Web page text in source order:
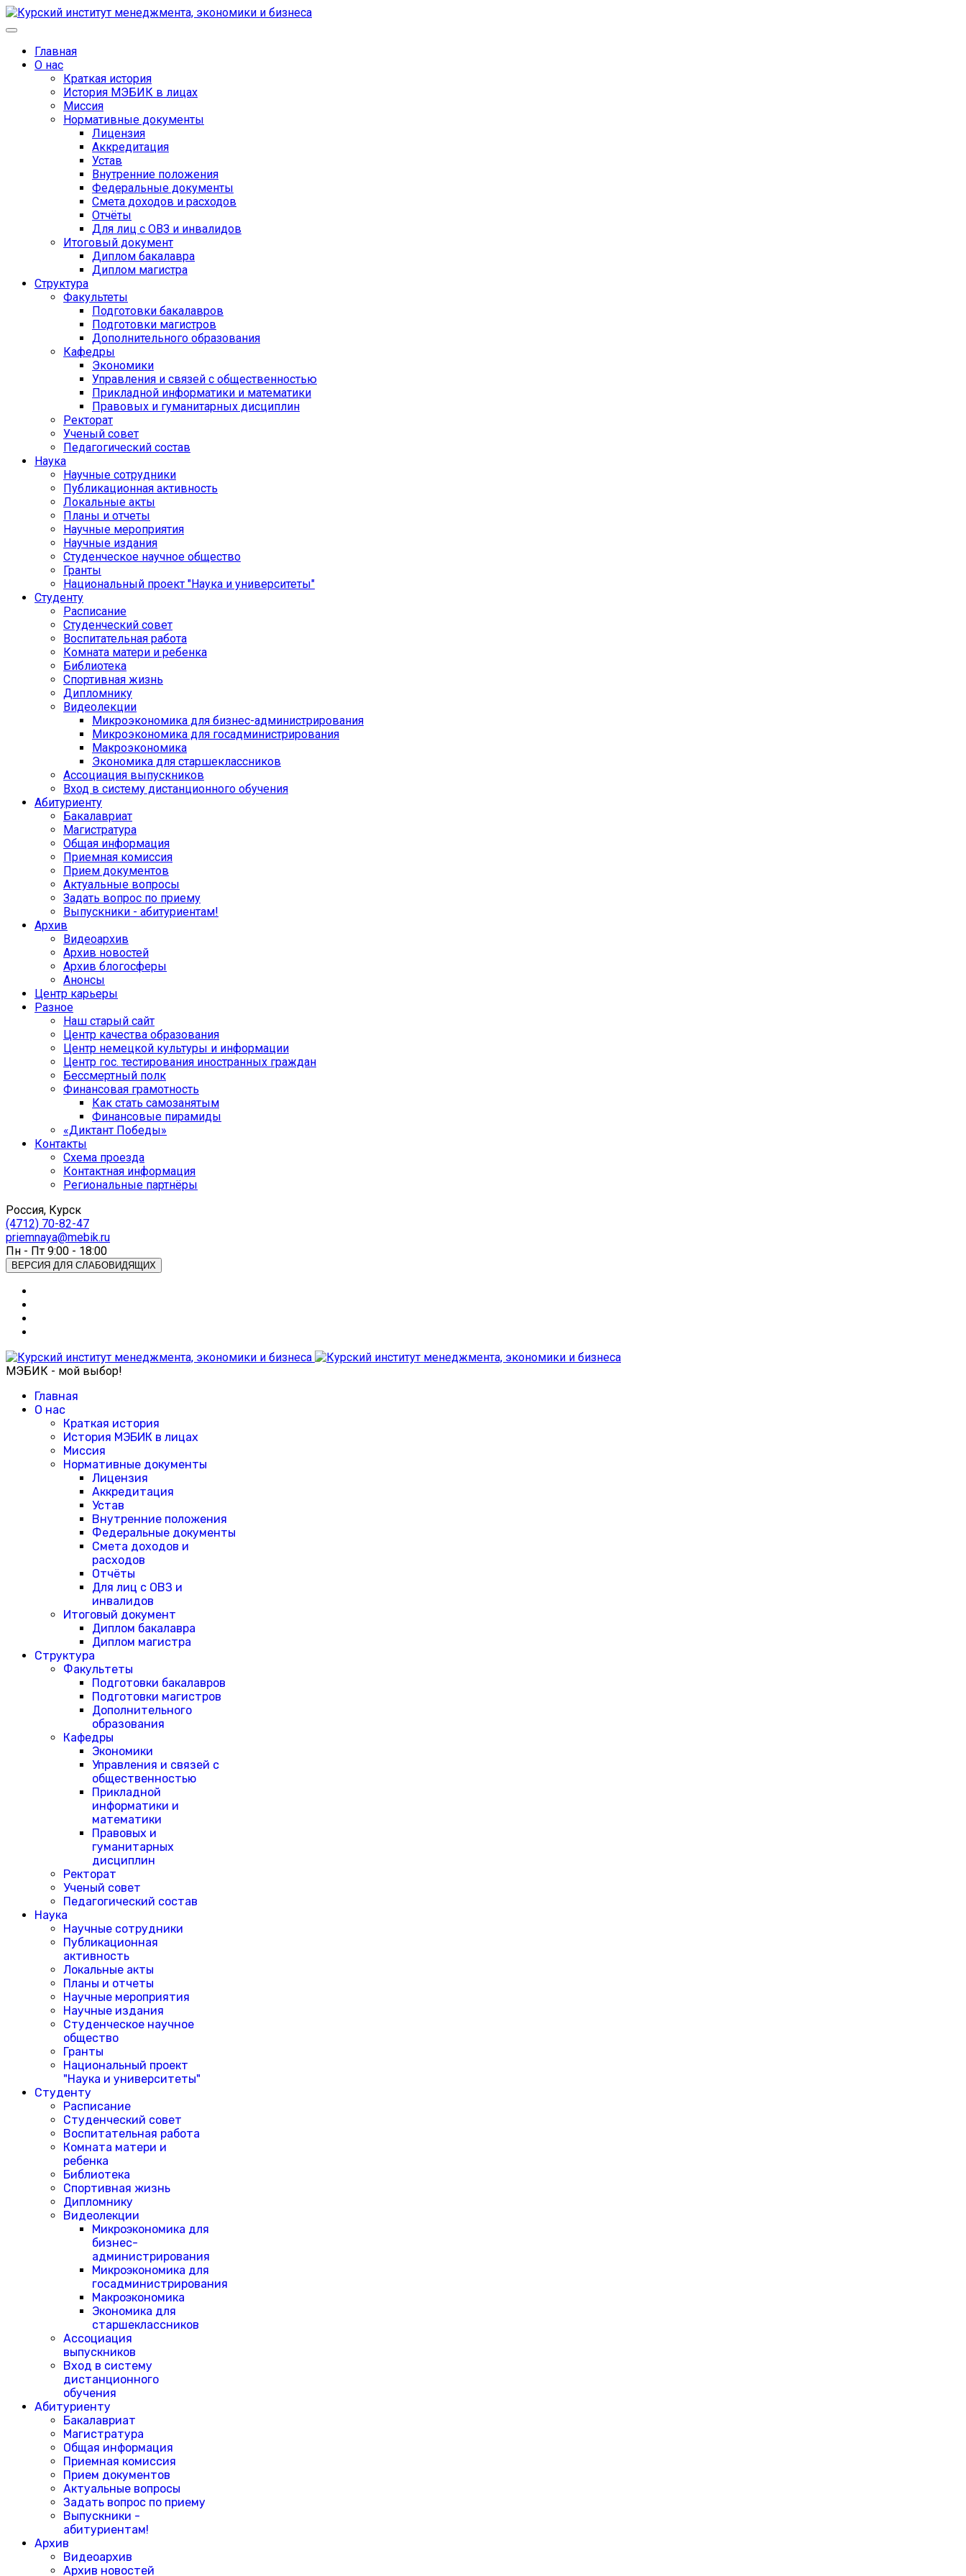
Главная
О нас
Краткая история
История МЭБИК в лицах
Миссия
Нормативные документы
Лицензия
Аккредитация
Устав
Внутренние положения
Федеральные документы
Смета доходов и расходов
Отчёты
Для лиц с ОВЗ и инвалидов
Итоговый документ
Диплом бакалавра
Диплом магистра
Структура
Факультеты
Подготовки бакалавров
Подготовки магистров
Дополнительного образования
Кафедры
Экономики
Управления и связей с общественностью
Прикладной информатики и математики
Правовых и гуманитарных дисциплин
Ректорат
Ученый совет
Педагогический состав
Наука
Научные сотрудники
Публикационная активность
Локальные акты
Планы и отчеты
Научные мероприятия
Научные издания
Студенческое научное общество
Гранты
Национальный проект "Наука и университеты"
Студенту
Расписание
Студенческий совет
Воспитательная работа
Комната матери и ребенка
Библиотека
Спортивная жизнь
Дипломнику
Видеолекции
Микроэкономика для бизнес-администрирования
Микроэкономика для госадминистрирования
Макроэкономика
Экономика для старшеклассников
Ассоциация выпускников
Вход в систему дистанционного обучения
Абитуриенту
Бакалавриат
Магистратура
Общая информация
Приемная комиссия
Прием документов
Актуальные вопросы
Задать вопрос по приему
Выпускники - абитуриентам!
Архив
Видеоархив
Архив новостей
Архив блогосферы
Анонсы
Центр карьеры
Разное
Наш старый сайт
Центр качества образования
Центр немецкой культуры и информации
Центр гос. тестирования иностранных граждан
Бессмертный полк
Финансовая грамотность
Как стать самозанятым
Финансовые пирамиды
«Диктант Победы»
Контакты
Схема проезда
Контактная информация
Региональные партнёры
Россия, Курск
(4712) 70-82-47
priemnaya@mebik.ru
Пн - Пт 9:00 - 18:00
ВЕРСИЯ ДЛЯ СЛАБОВИДЯЩИХ
МЭБИК - мой выбор!
Главная
О нас
Краткая история
История МЭБИК в лицах
Миссия
Нормативные документы
Лицензия
Аккредитация
Устав
Внутренние положения
Федеральные документы
Смета доходов и
расходов
Отчёты
Для лиц с ОВЗ и
инвалидов
Итоговый документ
Диплом бакалавра
Диплом магистра
Структура
Факультеты
Подготовки бакалавров
Подготовки магистров
Дополнительного
образования
Кафедры
Экономики
Управления и связей с
общественностью
Прикладной
информатики и
математики
Правовых и
гуманитарных
дисциплин
Ректорат
Ученый совет
Педагогический состав
Наука
Научные сотрудники
Публикационная
активность
Локальные акты
Планы и отчеты
Научные мероприятия
Научные издания
Студенческое научное
общество
Гранты
Национальный проект
"Наука и университеты"
Студенту
Расписание
Студенческий совет
Воспитательная работа
Комната матери и
ребенка
Библиотека
Спортивная жизнь
Дипломнику
Видеолекции
Микроэкономика для
бизнес-
администрирования
Микроэкономика для
госадминистрирования
Макроэкономика
Экономика для
старшеклассников
Ассоциация
выпускников
Вход в систему
дистанционного
обучения
Абитуриенту
Бакалавриат
Магистратура
Общая информация
Приемная комиссия
Прием документов
Актуальные вопросы
Задать вопрос по приему
Выпускники -
абитуриентам!
Архив
Видеоархив
Архив новостей